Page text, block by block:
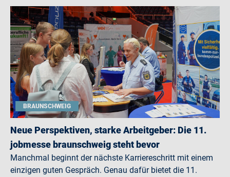
BRAUNSCHWEIG
Neue Perspektiven, starke Arbeitgeber: Die 11.
jobmesse braunschweig steht bevor
Manchmal beginnt der nächste Karriereschritt mit einem
einzigen guten Gespräch. Genau dafür bietet die 11.